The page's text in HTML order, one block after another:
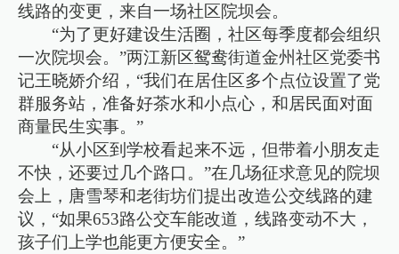
线路的变更，来自一场社区院坝会。
“为了更好建设生活圈，社区每季度都会组织
一次院坝会。”两江新区鸳鸯街道金州社区党委书
记王晓娇介绍，“我们在居住区多个点位设置了党
群服务站，准备好茶水和小点心，和居民面对面
商量民生实事。”
“从小区到学校看起来不远，但带着小朋友走
不快，还要过几个路口。”在几场征求意见的院坝
会上，唐雪琴和老街坊们提出改造公交线路的建
议，“如果653路公交车能改道，线路变动不大，
孩子们上学也能更方便安全。”